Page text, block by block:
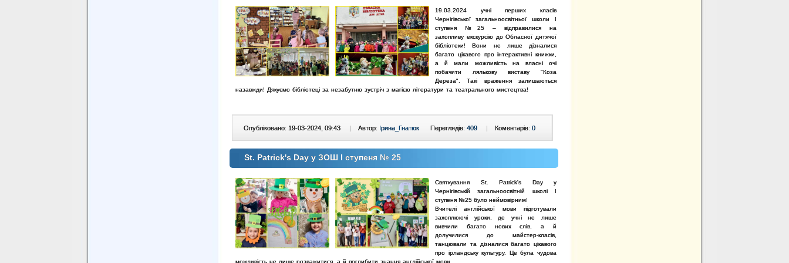
19.03.2024 учні перших класів
Чернігівської загальноосвітньої школи І
ступеня №25 – відправилися на
захопливу екскурсію до Обласної дитячої
бібліотеки!Вони не лише дізналися
багато цікавого проінтерактивні книжки,
а й мали можливість на власні очі
побачити лялькову виставу "Коза
Дереза".Такі враження залишаються
назавжди! Дякуємо бібліотеці за незабутню зустріч з магією літератури та театрального мистецтва!
Опубліковано: 19-03-2024, 09:43 | Автор: Ірина_Гнатюк Коментарів: 0
Переглядів: 409 |
St. Patrick's Day у ЗОШ І ступеня № 25
Святкування St. Patrick's Day у
Чернігівській загальноосвітній школі I
ступеня №25 було неймовірним!
Вчителі англійської мови підготували
захоплюючі уроки, де учні не лише
вивчили багато нових слів, а й
долучилися до майстер-класів,
танцювали та дізналися багато цікавого
про ірландську культуру. Це була чудова
можливість не лише розважитися, а й поглибити знання англійської мови.